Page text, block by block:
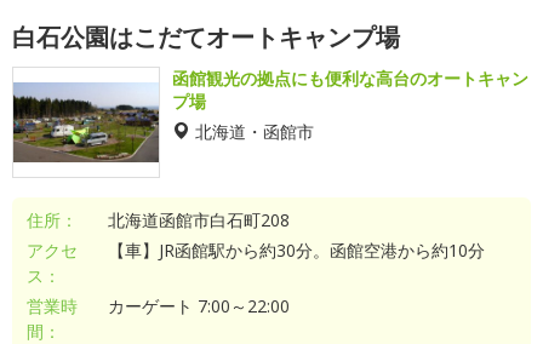
白石公園はこだてオートキャンプ場
函館観光の拠点にも便利な高台のオートキャン
プ場
北海道・函館市
住所：
北海道函館市白石町208
アクセ
ス：
【車】JR函館駅から約30分。函館空港から約10分
営業時
間：
カーゲート 7:00～22:00